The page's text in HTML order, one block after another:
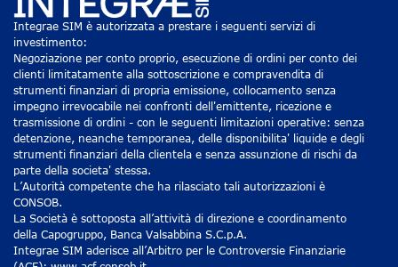
Integrae SIM è autorizzata a prestare i seguenti servizi di
investimento:
Negoziazione per conto proprio, esecuzione di ordini per conto dei
clienti limitatamente alla sottoscrizione e compravendita di
strumenti finanziari di propria emissione, collocamento senza
impegno irrevocabile nei confronti dell'emittente, ricezione e
trasmissione di ordini - con le seguenti limitazioni operative: senza
detenzione, neanche temporanea, delle disponibilita' liquide e degli
strumenti finanziari della clientela e senza assunzione di rischi da
parte della societa' stessa.
L’Autorità competente che ha rilasciato tali autorizzazioni è
CONSOB.
La Società è sottoposta all’attività di direzione e coordinamento
della Capogruppo, Banca Valsabbina S.C.p.A.
Integrae SIM aderisce all’Arbitro per le Controversie Finanziarie